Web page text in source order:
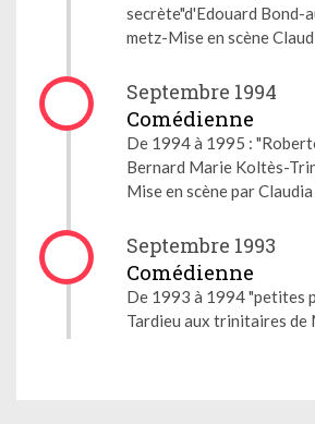
secrète"d'Edouard Bond-
metz-Mise en scène
Septembre 1994
Comédienne
De 1994 à 1995 :
Bernard Marie Koltès-
Mise en scène par
Septembre 1993
Comédienne
De 1993 à 1994 "petites
Tardieu aux trinitaires de